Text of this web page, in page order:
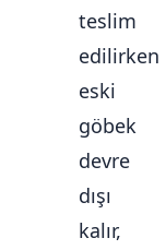
teslim
edilirken
eski
göbek
devre
dışı
kalır,